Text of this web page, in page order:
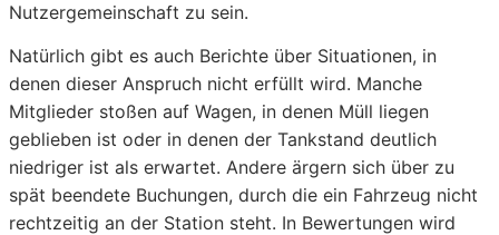
Nutzergemeinschaft zu sein.
Natürlich gibt es auch Berichte über Situationen, in
denen dieser Anspruch nicht erfüllt wird. Manche
Mitglieder stoßen auf Wagen, in denen Müll liegen
geblieben ist oder in denen der Tankstand deutlich
niedriger ist als erwartet. Andere ärgern sich über zu
spät beendete Buchungen, durch die ein Fahrzeug nicht
rechtzeitig an der Station steht. In Bewertungen wird